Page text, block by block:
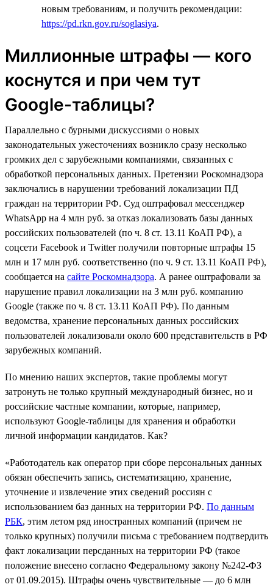
новым требованиям, и получить рекомендации:
https://pd.rkn.gov.ru/soglasiya.
Миллионные штрафы — кого
коснутся и при чем тут
Google-таблицы?
Параллельно с бурными дискуссиями о новых
законодательных ужесточениях возникло сразу несколько
громких дел с зарубежными компаниями, связанных с
обработкой персональных данных. Претензии Роскомнадзора
заключались в нарушении требований локализации ПД
граждан на территории РФ. Суд оштрафовал мессенджер
WhatsApp на 4 млн руб. за отказ локализовать базы данных
российских пользователей (по ч. 8 ст. 13.11 КоАП РФ), а
соцсети Facebook и Twitter получили повторные штрафы 15
млн и 17 млн руб. соответственно (по ч. 9 ст. 13.11 КоАП РФ),
сообщается на сайте Роскомнадзора. А ранее оштрафовали за
нарушение правил локализации на 3 млн руб. компанию
Google (также по ч. 8 ст. 13.11 КоАП РФ). По данным
ведомства, хранение персональных данных российских
пользователей локализовали около 600 представительств в РФ
зарубежных компаний.
По мнению наших экспертов, такие проблемы могут
затронуть не только крупный международный бизнес, но и
российские частные компании, которые, например,
используют Google-таблицы для хранения и обработки
личной информации кандидатов. Как?
«Работодатель как оператор при сборе персональных данных
обязан обеспечить запись, систематизацию, хранение,
уточнение и извлечение этих сведений россиян с
использованием баз данных на территории РФ. По данным
РБК, этим летом ряд иностранных компаний (причем не
только крупных) получили письма с требованием подтвердить
факт локализации персданных на территории РФ (такое
положение внесено согласно Федеральному закону №242-ФЗ
от 01.09.2015). Штрафы очень чувствительные — до 6 млн